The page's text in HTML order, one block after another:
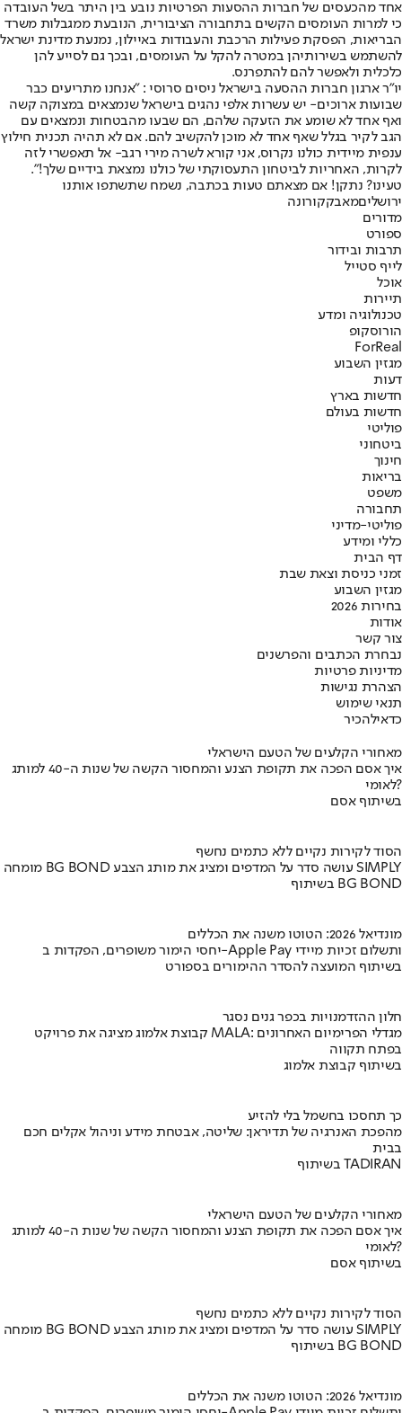
אחד מהכעסים של חברות ההסעות הפרטיות נובע בין היתר בשל העובדה
כי למרות העומסים הקשים בתחבורה הציבורית, הנובעת ממגבלות משרד
הבריאות, הפסקת פעילות הרכבת והעבודות באיילון, נמנעת מדינת ישראל
להשתמש בשירותיהן במטרה להקל על העומסים, ובכך גם לסייע להן
כלכלית ולאפשר להם להתפרנס.
יו"ר ארגון חברות ההסעה בישראל ניסים סרוסי : "אנחנו מתריעים כבר
שבועות ארוכים- יש עשרות אלפי נהגים בישראל שנמצאים במצוקה קשה
ואף אחד לא שומע את הזעקה שלהם, הם שבעו מהבטחות ונמצאים עם
הגב לקיר בגלל שאף אחד לא מוכן להקשיב להם. אם לא תהיה תכנית חילוץ
ענפית מיידית כולנו נקרוס, אני קורא לשרה מירי רגב- אל תאפשרי לזה
לקרות, האחריות לביטחון התעסוקתי של כולנו נמצאת בידיים שלך!".
טעינו? נתקן! אם מצאתם טעות בכתבה, נשמח שתשתפו אותנו
ירושליםמאבקקורונה
מדורים
ספורט
תרבות ובידור
לייף סטייל
אוכל
תיירות
טכנולוגיה ומדע
הורוסקופ
ForReal
מגזין השבוע
דעות
חדשות בארץ
חדשות בעולם
פוליטי
ביטחוני
חינוך
בריאות
משפט
תחבורה
פוליטי-מדיני
כללי ומידע
דף הבית
זמני כניסת וצאת שבת
מגזין השבוע
בחירות 2026
אודות
צור קשר
נבחרת הכתבים והפרשנים
מדיניות פרטיות
הצהרת נגישות
תנאי שימוש
כדאילהכיר
מאחורי הקלעים של הטעם הישראלי
איך אסם הפכה את תקופת הצנע והמחסור הקשה של שנות ה-40 למותג
לאומי?
בשיתוף אסם
הסוד לקירות נקיים ללא כתמים נחשף
מומחה BG BOND עושה סדר על המדפים ומציג את מותג הצבע SIMPLY
בשיתוף BG BOND
מונדיאל 2026: הטוטו משנה את הכללים
יחסי הימור משופרים, הפקדות ב-Apple Pay ותשלום זכיות מיידי
בשיתוף המועצה להסדר ההימורים בספורט
חלון ההזדמנויות בכפר גנים נסגר
קבוצת אלמוג מציגה את פרויקט MALA: מגדלי הפרימיום האחרונים
בפתח תקווה
בשיתוף קבוצת אלמוג
כך תחסכו בחשמל בלי להזיע
מהפכת האנרגיה של תדיראן: שליטה, אבטחת מידע וניהול אקלים חכם
בבית
בשיתוף TADIRAN
מאחורי הקלעים של הטעם הישראלי
איך אסם הפכה את תקופת הצנע והמחסור הקשה של שנות ה-40 למותג
לאומי?
בשיתוף אסם
הסוד לקירות נקיים ללא כתמים נחשף
מומחה BG BOND עושה סדר על המדפים ומציג את מותג הצבע SIMPLY
בשיתוף BG BOND
מונדיאל 2026: הטוטו משנה את הכללים